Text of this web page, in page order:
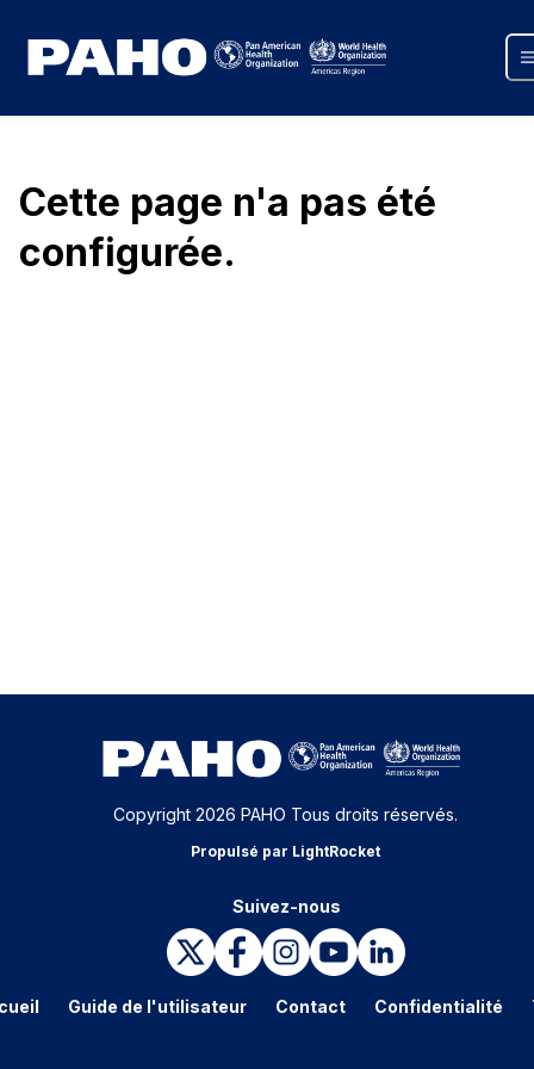
Cette page n'a pas été
configurée.
Copyright 2026 PAHO Tous droits réservés.
Propulsé par LightRocket
Suivez-nous
Guide de l'utilisateur Contact Confidentialité